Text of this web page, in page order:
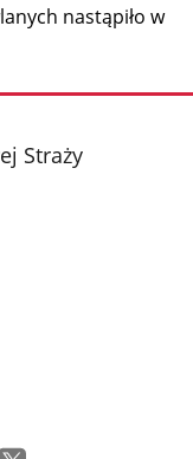
nastąpiło w
Straży